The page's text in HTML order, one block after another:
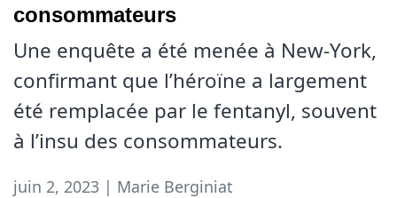
consommateurs
Une enquête a été menée à New-York,
confirmant que l’héroïne a largement
été remplacée par le fentanyl, souvent
à l’insu des consommateurs.
juin 2, 2023 | Marie Berginiat